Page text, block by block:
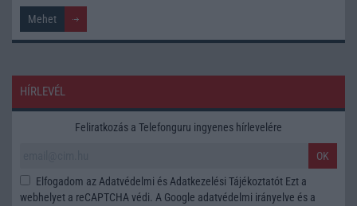
HÍRLEVÉL
Feliratkozás a Telefonguru ingyenes hírlevelére
OK
Elfogadom azAdatvédelmi és Adatkezelési Tájékoztatót Ezt a
webhelyet a reCAPTCHA védi. A Google adatvédelmi irányelve és a